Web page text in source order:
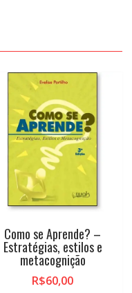
Como se Aprende? –
Estratégias, estilos e
metacognição
R$60,00